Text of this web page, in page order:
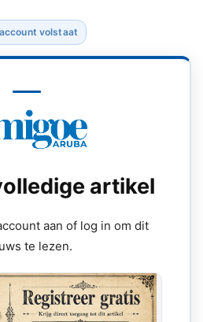
volstaat
artikel
aan of log in om dit
te lezen.